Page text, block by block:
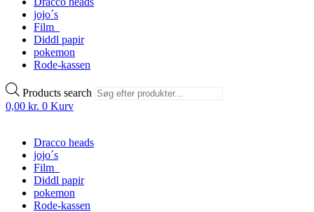
jojo´s
Film
Diddl papir
pokemon
Rode-kassen
Products search
0,00 kr. 0 Kurv
Dracco heads
jojo´s
Film
Diddl papir
pokemon
Rode-kassen